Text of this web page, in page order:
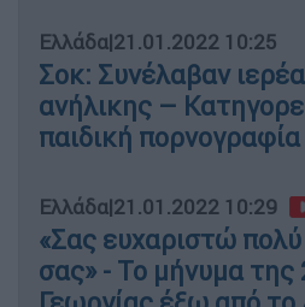
Ελλάδα|21.01.2022 10:25
Σοκ: Συνέλαβαν
ανήλικης –
παιδική πορνογραφία
Ελλάδα|21.01.2022 10:29
«Σας ευχαριστώ
σας» - Το μήνυμα της